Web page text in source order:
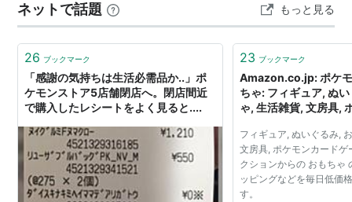
は、これしか扱っていないとのことでした。 強そう！！
…
ネットで話題 もっと見る
26 ブックマーク
「感謝の気持ちは生活必需品か..」ポ
ケモンストア5店舗閉店へ。閉店間近
で購入したレシートをよく見ると....
23 ブックマーク
Amazon.co.jp: ポケ
ちゃ: フィギュア, ぬ
ゃ, 生活雑貨, 文房具,
フィギュア, ぬいぐるみ,
文房具, ポケモンカード
クションからの おもちゃ
ッピングなどを毎日低価
す。